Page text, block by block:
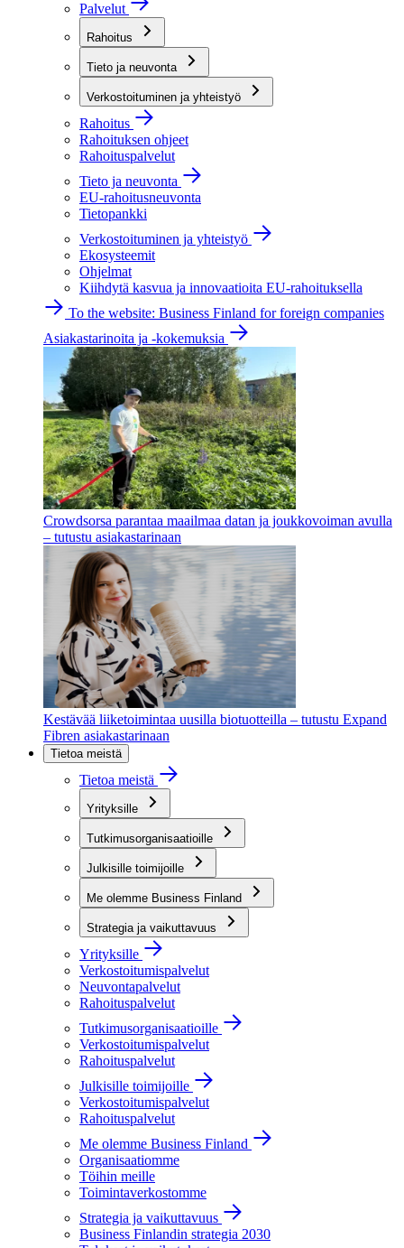
Palvelut
Rahoitus
Tieto ja neuvonta
Verkostoituminen ja yhteistyö
Rahoitus
Rahoituksen ohjeet
Rahoituspalvelut
Tieto ja neuvonta
EU-rahoitusneuvonta
Tietopankki
Verkostoituminen ja yhteistyö
Ekosysteemit
Ohjelmat
Kiihdytä kasvua ja innovaatioita EU-rahoituksella
To the website: Business Finland for foreign companies
Asiakastarinoita ja -kokemuksia
Crowdsorsa parantaa maailmaa datan ja joukkovoiman avulla
– tutustu asiakastarinaan
Kestävää liiketoimintaa uusilla biotuotteilla – tutustu Expand
Fibren asiakastarinaan
Tietoa meistä
Tietoa meistä
Yrityksille
Tutkimusorganisaatioille
Julkisille toimijoille
Me olemme Business Finland
Strategia ja vaikuttavuus
Yrityksille
Verkostoitumispalvelut
Neuvontapalvelut
Rahoituspalvelut
Tutkimusorganisaatioille
Verkostoitumispalvelut
Rahoituspalvelut
Julkisille toimijoille
Verkostoitumispalvelut
Rahoituspalvelut
Me olemme Business Finland
Organisaatiomme
Töihin meille
Toimintaverkostomme
Strategia ja vaikuttavuus
Business Finlandin strategia 2030